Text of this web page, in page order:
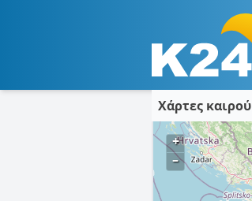
Χάρτες καιρού
+
–